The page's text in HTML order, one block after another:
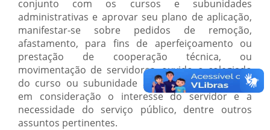
conjunto com os cursos e subunidades
administrativas e aprovar seu plano de aplicação,
manifestar-se sobre pedidos de remoção,
afastamento, para fins de aperfeiçoamento ou
prestação de cooperação técnica, ou
movimentação de servidores, ouvido o colegiado
do curso ou subunidade administrativa, levando
em consideração o interesse do servidor e a
necessidade do serviço público, dentre outros
assuntos pertinentes.